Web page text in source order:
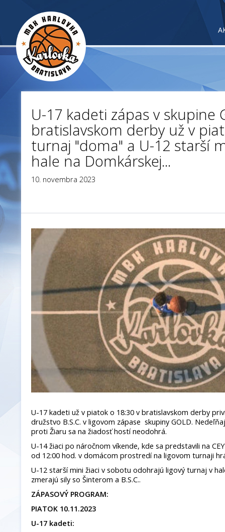
U-17 kadeti zápas v skupine
bratislavskom derby už v
turnaj "doma" a U-12 starší
hale na Domkárskej...
10. novembra 2023
U-17 kadeti už v piatok o 18:30 v bratislavskom derby
družstvo B.S.C. v ligovom zápase skupiny GOLD.
proti Žiaru sa na žiadosť hostí neodohrá.
U-14 žiaci po náročnom víkende, kde sa predstavili na
od 12:00 hod. v domácom prostredí na ligovom turnaji
U-12 starší mini žiaci v sobotu odohrajú ligový turnaj v
zmerajú sily so Šinterom a B.S.C..
ZÁPASOVÝ PROGRAM:
PIATOK 10.11.2023
U-17 kadeti: